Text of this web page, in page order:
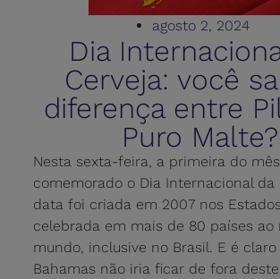
agosto 2, 2024
Dia
Cerveja: você
diferença entre
Puro Malte?
Nesta sexta-feira, a primeira do
comemorado o Dia Internacional da
data foi criada em 2007 nos
celebrada em mais de 80 países ao
mundo, inclusive no Brasil. E é
Bahamas não iria ficar de fora